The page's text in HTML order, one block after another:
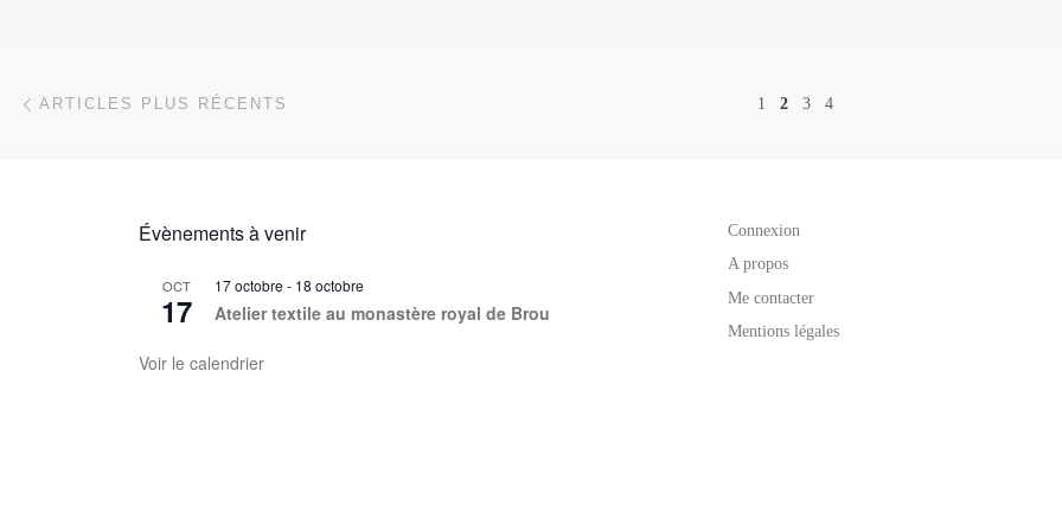
Navigation dans les articles
ARTICLES PLUS RÉCENTS 1 2 3 4
Évènements à venir
OCT
17
17 octobre - 18 octobre
Atelier textile au monastère royal de Brou
Voir le calendrier
Connexion
A propos
Me contacter
Mentions légales